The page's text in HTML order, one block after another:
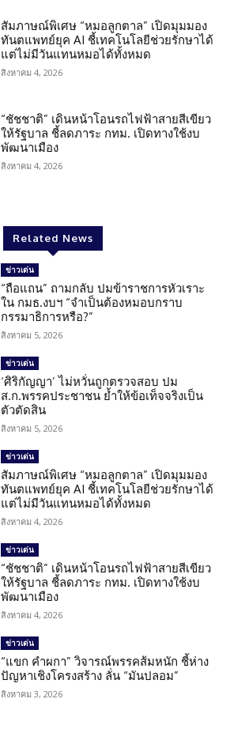
สัมภาษณ์พิเศษ “หมอลูกตาล” เปิดมุมมอง
ทันตแพทย์ยุค AI ชี้เทคโนโลยีช่วยรักษาได้
แต่ไม่มีวันแทนหมอได้ทั้งหมด
สิงหาคม 4, 2026
“ชัชชาติ” เดินหน้าโอนรถไฟฟ้าสายสีเขียว
ให้รัฐบาล ชี้ลดภาระ กทม. เปิดทางใช้งบ
พัฒนาเมือง
สิงหาคม 4, 2026
Related News
ข่าวเด่น
“ถือแถน” ถามกลับ ปมข้าราชการหัวเราะ
ใน กมธ.งบฯ “จำเป็นต้องหมอบกราบ
กรรมาธิการหรือ?”
สิงหาคม 5, 2026
ข่าวเด่น
‘ศิริกัญญา’ ไม่หวั่นถูกตรวจสอบ ปม
ส.ก.พรรคประชาชน ย้ำให้ข้อเท็จจริงเป็น
ตัวตัดสิน
สิงหาคม 5, 2026
ข่าวเด่น
สัมภาษณ์พิเศษ “หมอลูกตาล” เปิดมุมมอง
ทันตแพทย์ยุค AI ชี้เทคโนโลยีช่วยรักษาได้
แต่ไม่มีวันแทนหมอได้ทั้งหมด
สิงหาคม 4, 2026
ข่าวเด่น
“ชัชชาติ” เดินหน้าโอนรถไฟฟ้าสายสีเขียว
ให้รัฐบาล ชี้ลดภาระ กทม. เปิดทางใช้งบ
พัฒนาเมือง
สิงหาคม 4, 2026
ข่าวเด่น
“แขก คำผกา” วิจารณ์พรรคส้มหนัก ชี้ห่าง
ปัญหาเชิงโครงสร้าง ลั่น “มันปลอม”
สิงหาคม 3, 2026